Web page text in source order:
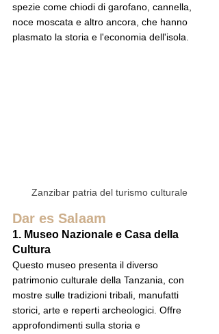
spezie come chiodi di garofano, cannella,
noce moscata e altro ancora, che hanno
plasmato la storia e l'economia dell'isola.
Zanzibar patria del turismo culturale
Dar es Salaam
1. Museo Nazionale e Casa della
Cultura
Questo museo presenta il diverso
patrimonio culturale della Tanzania, con
mostre sulle tradizioni tribali, manufatti
storici, arte e reperti archeologici. Offre
approfondimenti sulla storia e